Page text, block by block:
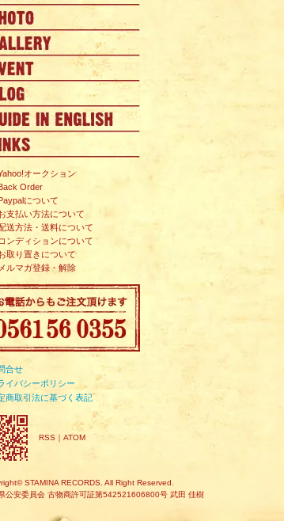
オークション
Order
について
支払い方法について
送方法・送料について
ンディションについて
取り置きについて
メルマガ登録・解除
合せ
イバシーポリシー
商取引法に基づく表記
RSS ｜ ATOM
STAMINA RECORDS. All Right Reserved.
公安委員会 古物商許可証第542521606800号 武田 佳樹